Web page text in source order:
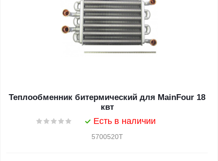
Теплообменник битермический для MainFour 18
квт
Есть в наличии
5700520T